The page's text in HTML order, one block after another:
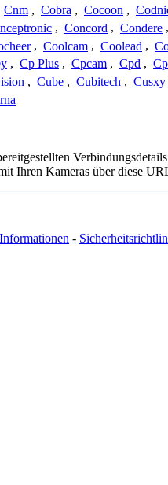
Cnm , Cobra , Cocoon ,
, Concord , Condere ,
, Coolcam , Coolead ,
, Cp Plus , Cpcam , Cpd ,
, Cube , Cubitech , Cusxy
Ihren Kameras über diese
-